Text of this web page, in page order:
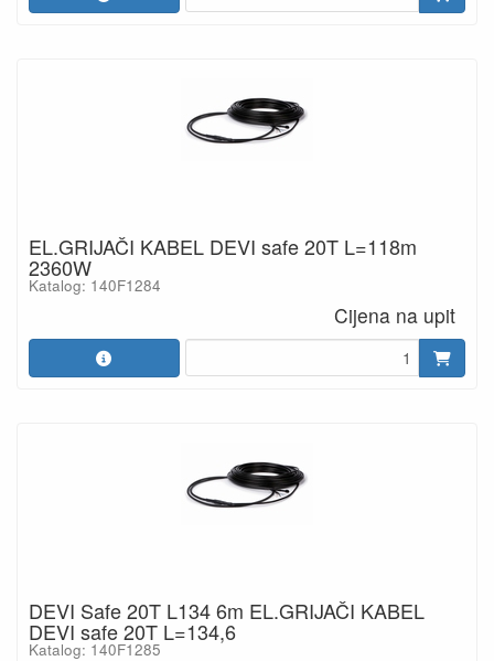
EL.GRIJAČI KABEL DEVI safe 20T L=118m
2360W
Katalog: 140F1284
Cijena na upit
DEVI Safe 20T L134 6m EL.GRIJAČI KABEL
DEVI safe 20T L=134,6
Katalog: 140F1285